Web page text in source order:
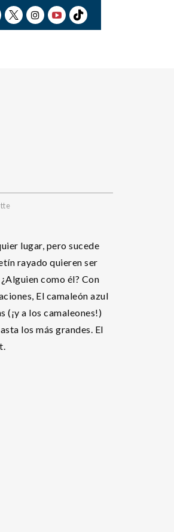
lugar, pero sucede
rayado quieren ser
como él? Con
El camaleón azul
(¡y a los camaleones!)
los más grandes. El